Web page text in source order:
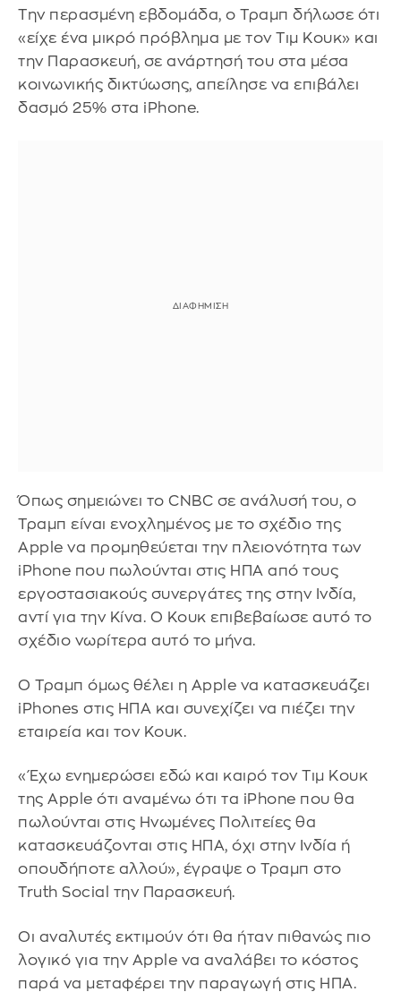
Την περασμένη εβδομάδα, ο Τραμπ δήλωσε ότι
«είχε ένα μικρό πρόβλημα με τον Τιμ Κουκ» και
την Παρασκευή, σε ανάρτησή του στα μέσα
κοινωνικής δικτύωσης, απείλησε να επιβάλει
δασμό 25% στα iPhone.
Όπως σημειώνει το CNBC σε ανάλυσή του, ο
Τραμπ είναι ενοχλημένος με το σχέδιο της
Apple να προμηθεύεται την πλειονότητα των
iPhone που πωλούνται στις ΗΠΑ από τους
εργοστασιακούς συνεργάτες της στην Ινδία,
αντί για την Κίνα. Ο Κουκ επιβεβαίωσε αυτό το
σχέδιο νωρίτερα αυτό το μήνα.
Ο Τραμπ όμως θέλει η Apple να κατασκευάζει
iPhones στις ΗΠΑ και συνεχίζει να πιέζει την
εταιρεία και τον Κουκ.
«Έχω ενημερώσει εδώ και καιρό τον Τιμ Κουκ
της Apple ότι αναμένω ότι τα iPhone που θα
πωλούνται στις Ηνωμένες Πολιτείες θα
κατασκευάζονται στις ΗΠΑ, όχι στην Ινδία ή
οπουδήποτε αλλού», έγραψε ο Τραμπ στο
Truth Social την Παρασκευή.
Οι αναλυτές εκτιμούν ότι θα ήταν πιθανώς πιο
λογικό για την Apple να αναλάβει το κόστος
παρά να μεταφέρει την παραγωγή στις ΗΠΑ.